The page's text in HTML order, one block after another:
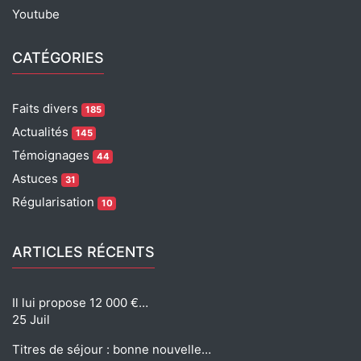
Youtube
CATÉGORIES
Faits divers 185
Actualités 145
Témoignages 44
Astuces 31
Régularisation 10
ARTICLES RÉCENTS
Il lui propose 12 000 €…
25 Juil
Titres de séjour : bonne nouvelle…